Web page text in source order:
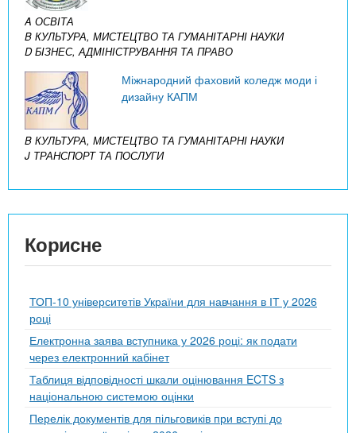
A ОСВІТА
B КУЛЬТУРА, МИСТЕЦТВО ТА ГУМАНІТАРНІ НАУКИ
D БІЗНЕС, АДМІНІСТРУВАННЯ ТА ПРАВО
Міжнародний фаховий коледж моди і
дизайну КАПМ
B КУЛЬТУРА, МИСТЕЦТВО ТА ГУМАНІТАРНІ НАУКИ
J ТРАНСПОРТ ТА ПОСЛУГИ
Корисне
ТОП-10 університетів України для навчання в ІТ у 2026
році
Електронна заява вступника у 2026 році: як подати
через електронний кабінет
Таблиця відповідності шкали оцінювання ECTS з
національною системою оцінки
Перелік документів для пільговиків при вступі до